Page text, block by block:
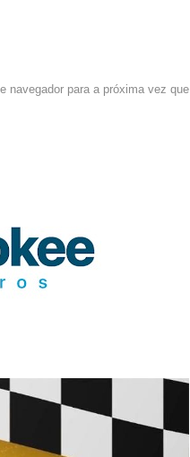
navegador para a próxima vez que